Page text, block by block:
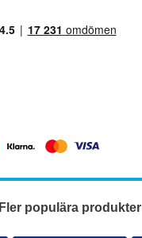
Fler populära produkter